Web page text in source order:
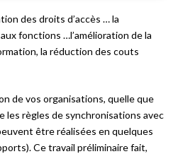
des droits d’accès … la
fonctions …l’amélioration de la
la réduction des couts
de vos organisations, quelle que
les règles de synchronisations avec
être réalisées en quelques
Ce travail préliminaire fait,